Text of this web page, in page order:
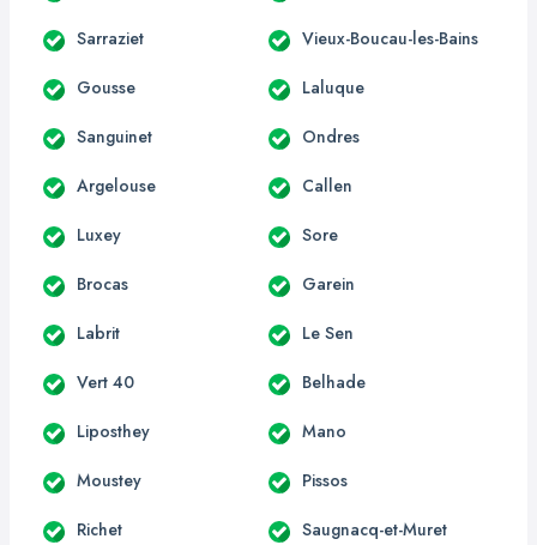
Sarraziet Vieux-Boucau-les-Bains
Gousse Laluque
Sanguinet Ondres
Argelouse Callen
Luxey Sore
Brocas Garein
Labrit Le Sen
Vert 40 Belhade
Liposthey Mano
Moustey Pissos
Richet Saugnacq-et-Muret